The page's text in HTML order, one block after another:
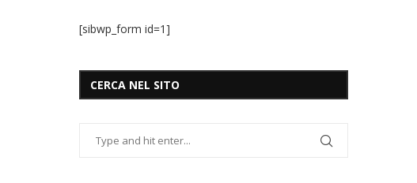
[sibwp_form id=1]
CERCA NEL SITO